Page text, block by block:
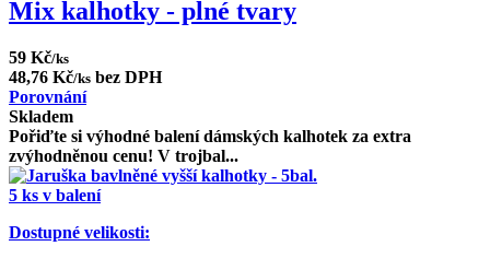
Mix kalhotky - plné tvary
59 Kč/ks
48,76 Kč/ks bez DPH
Porovnání
Skladem
Pořiďte si výhodné balení dámských kalhotek za extra
zvýhodněnou cenu! V trojbal...
5 ks v balení
Dostupné velikosti: